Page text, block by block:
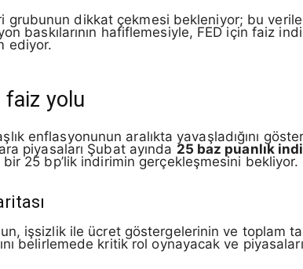
dikkat çekmesi bekleniyor; bu
baskılarının hafiflemesiyle, FED için faiz
ediyor.
faiz yolu
enflasyonunun aralıkta yavaşladığını
piyasaları Şubat ayında 25 baz puanlık
bir 25 bp’lik indirimin gerçekleşmesini bekliyor.
işsizlik ile ücret göstergelerinin ve toplam
belirlemede kritik rol oynayacak ve